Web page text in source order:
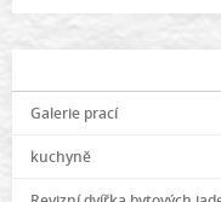
Galerie prací
kuchyně